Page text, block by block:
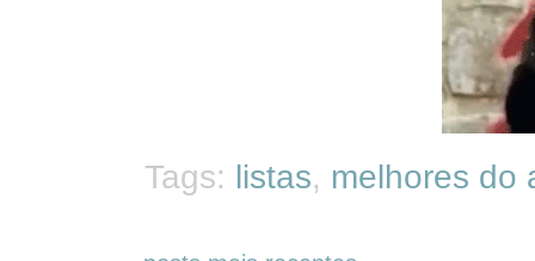
Tags: listas, melhores do